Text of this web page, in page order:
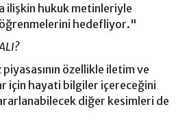
ilişkin hukuk metinleriyle
hedefliyor."
özellikle iletim ve
için hayati bilgiler içereceğini
diğer kesimleri de